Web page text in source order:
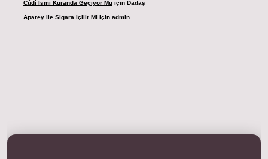
Cûdî Ismi Kuranda Geçiyor Muiçin Dadaş
Aparey Ile Sigara Içilir Mi için admin